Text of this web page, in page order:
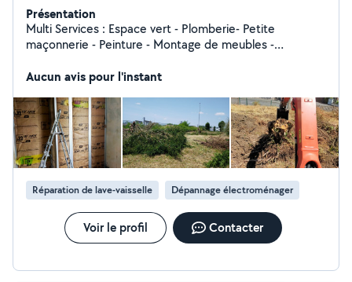
Présentation
Multi Services : Espace vert - Plomberie- Petite
maçonnerie - Peinture - Montage de meubles -
Aucun avis pour l'instant
Réparation de lave-vaisselle Dépannage électroménager
Voir le profil Contacter